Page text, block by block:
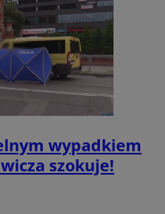
wypadkiem
szokuje!